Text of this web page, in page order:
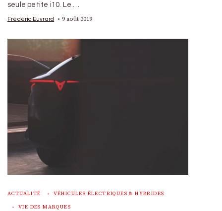
seule petite i10. Le …
Frédéric Euvrard 9 août 2019
ACTUALITÉ VÉHICULES ÉLECTRIQUES & HYBRIDES
VIE DES MARQUES